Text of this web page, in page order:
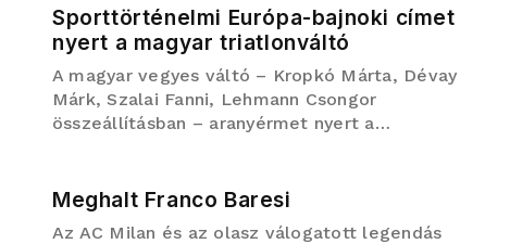
délelőtt újabb magyar sikernek ör...
Sporttörténelmi Európa-bajnoki címet
nyert a magyar triatlonváltó
A magyar vegyes váltó – Kropkó Márta, Dévay
Márk, Szalai Fanni, Lehmann Csongor
összeállításban – aranyérmet nyert a
fejenként 300 méter úszá...
Meghalt Franco Baresi
Az AC Milan és az olasz válogatott legendás